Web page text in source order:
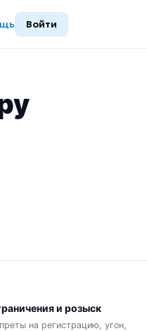
Войти
и розыск
на регистрацию, угон,